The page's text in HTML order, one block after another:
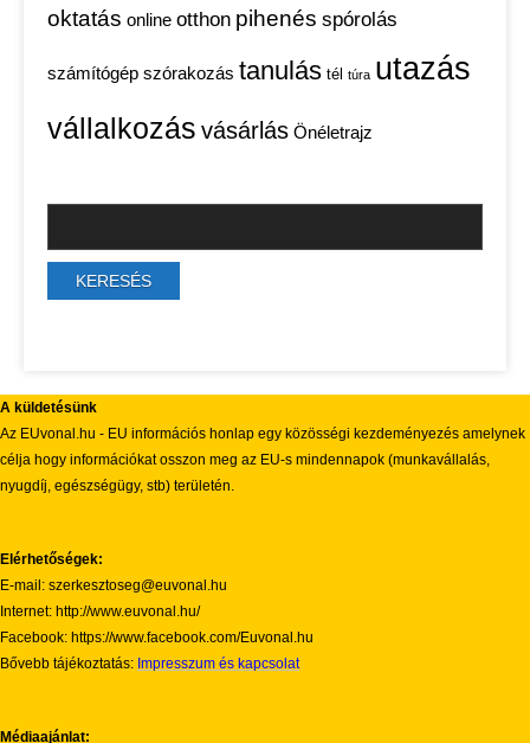
oktatás online otthon pihenés spórolás
számítógép szórakozás tanulás tél túra utazás
vállalkozás vásárlás Önéletrajz
A küldetésünk
Az EUvonal.hu - EU információs honlap egy közösségi kezdeményezés amelynek
célja hogy információkat osszon meg az EU-s mindennapok (munkavállalás,
nyugdíj, egészségügy, stb) területén.
Elérhetőségek:
E-mail: szerkesztoseg@euvonal.hu
Internet: http://www.euvonal.hu/
Facebook: https://www.facebook.com/Euvonal.hu
Bővebb tájékoztatás: Impresszum és kapcsolat
Médiaajánlat: